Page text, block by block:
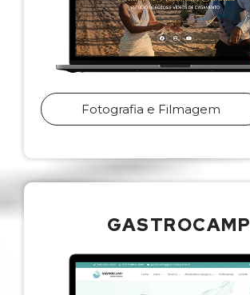
Fotografia e Filmagem
GASTROCAMP